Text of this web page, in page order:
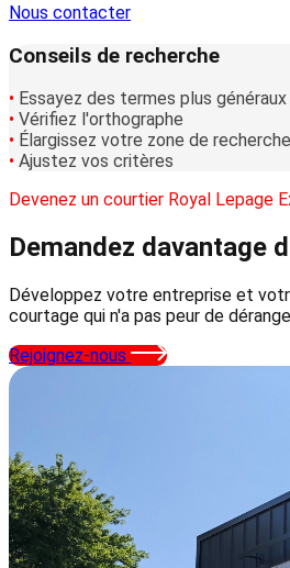
Nous contacter
Conseils de recherche
• Essayez des termes plus généraux
• Vérifiez l'orthographe
• Élargissez votre zone de recherche
• Ajustez vos critères
Devenez un courtier Royal Lepage
Demandez davantage
Développez votre entreprise et
courtage qui n'a pas peur de
Rejoignez-nous